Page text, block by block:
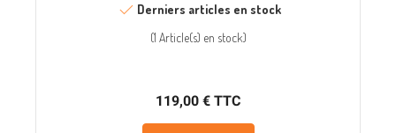
Derniers articles en stock
(1 Article(s) en stock)
119,00 € TTC